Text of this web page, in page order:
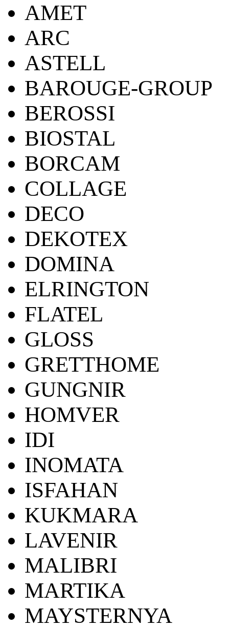
AMET
ARC
ASTELL
BAROUGE-GROUP
BEROSSI
BIOSTAL
BORCAM
COLLAGE
DECO
DEKOTEX
DOMINA
ELRINGTON
FLATEL
GLOSS
GRETTHOME
GUNGNIR
HOMVER
IDI
INOMATA
ISFAHAN
KUKMARA
LAVENIR
MALIBRI
MARTIKA
MAYSTERNYA